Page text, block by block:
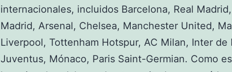
internacionales, incluidos Barcelona, Real
Madrid, Arsenal, Chelsea, Manchester United,
Liverpool, Tottenham Hotspur, AC Milan, Inter de
Juventus, Mónaco, Paris Saint-Germian. Como